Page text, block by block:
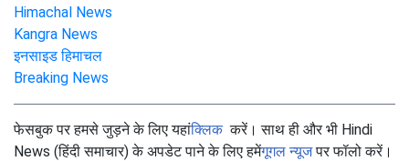
Himachal News
Kangra News
इनसाइड हिमाचल
Breaking News
फेसबुक पर हमसे जुड़ने के लिए यहांक्लिककरें। साथ ही और भी Hindi
News (हिंदी समाचार) के अपडेट पाने के लिए हमेंगूगल न्यूजपर फॉलो करें।